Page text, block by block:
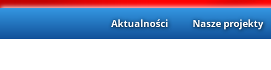
Aktualności Nasze projekty